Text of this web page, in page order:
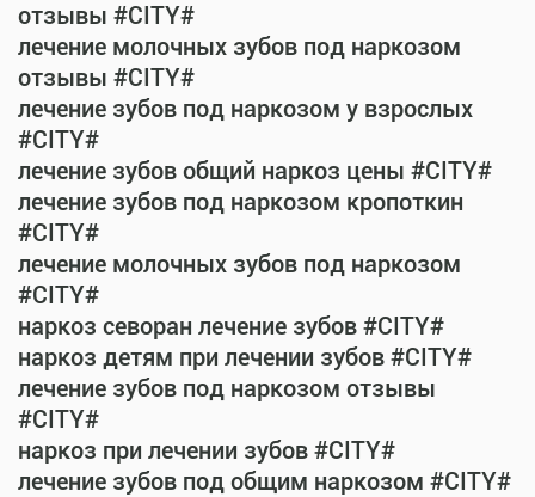
отзывы #CITY#
лечение молочных зубов под наркозом
отзывы #CITY#
лечение зубов под наркозом у взрослых
#CITY#
лечение зубов общий наркоз цены #CITY#
лечение зубов под наркозом кропоткин
#CITY#
лечение молочных зубов под наркозом
#CITY#
наркоз севоран лечение зубов #CITY#
наркоз детям при лечении зубов #CITY#
лечение зубов под наркозом отзывы
#CITY#
наркоз при лечении зубов #CITY#
лечение зубов под общим наркозом #CITY#